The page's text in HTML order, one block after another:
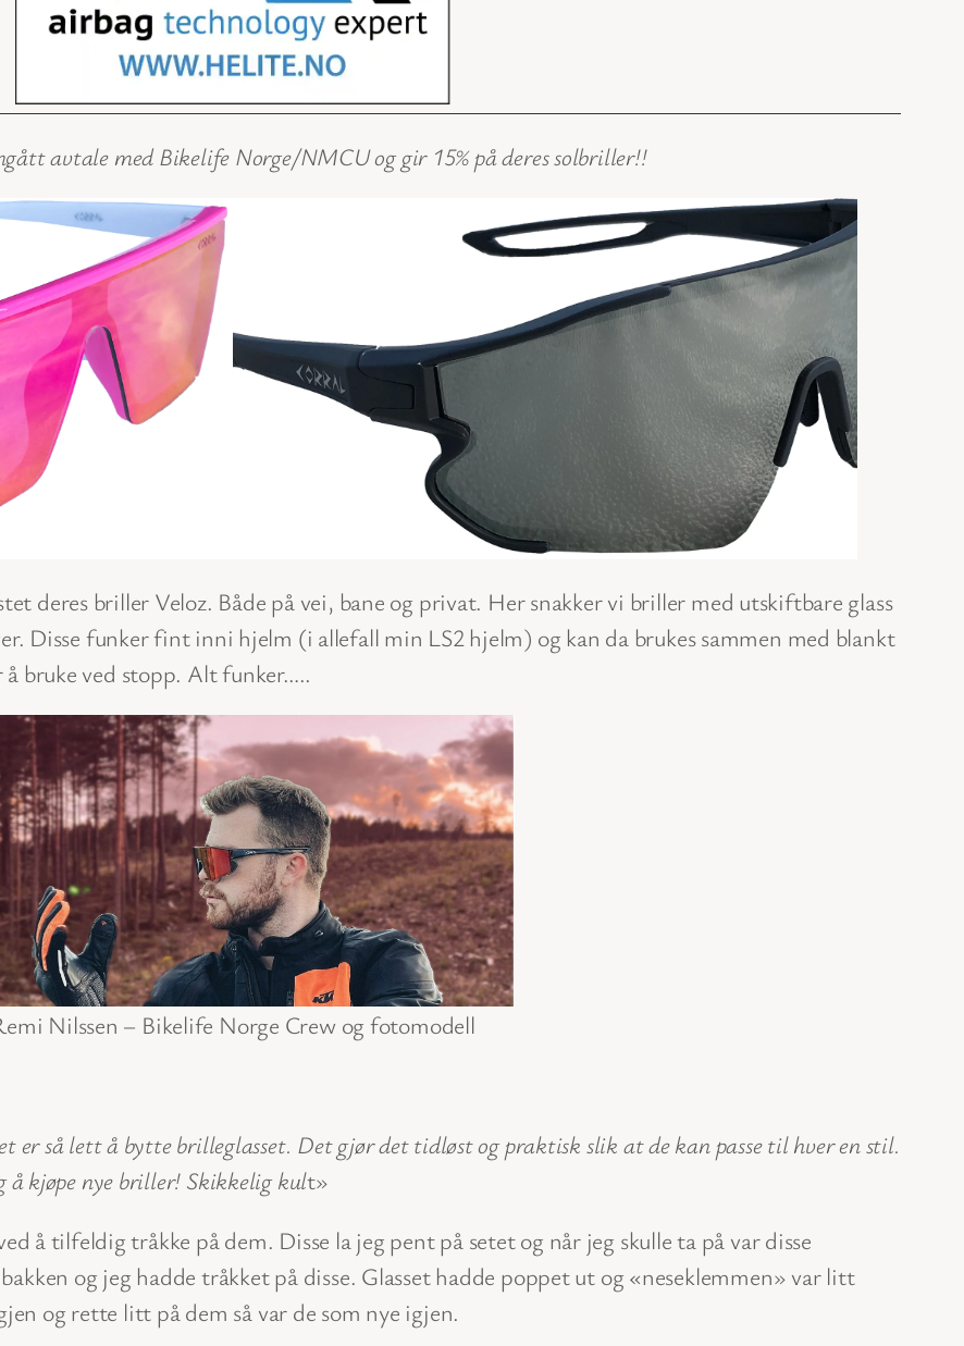
avtale med Bikelife Norge/NMCU og gir 15% på deres solbriller!!
deres briller Veloz. Både på vei, bane og privat. Her snakker vi briller med utskiftbare glass
Disse funker fint inni hjelm (i allefall min LS2 hjelm) og kan da brukes sammen med blankt
bruke ved stopp. Alt funker…..
Nilssen – Bikelife Norge Crew og fotomodell
er så lett å bytte brilleglasset. Det gjør det tidløst og praktisk slik at de kan passe til hver en stil.
å kjøpe nye briller! Skikkelig kult»
å tilfeldig tråkke på dem. Disse la jeg pent på setet og når jeg skulle ta på var disse
og jeg hadde tråkket på disse. Glasset hadde poppet ut og «neseklemmen» var litt
og rette litt på dem så var de som nye igjen.